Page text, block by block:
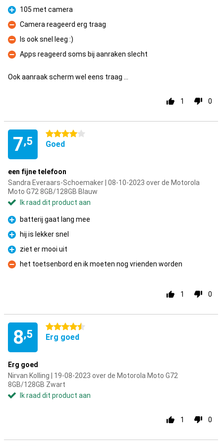
Pluspunt
105 met camera
Minpunt
Camera reageerd erg traag
Minpunt
Is ook snel leeg :)
Minpunt
Apps reageerd soms bij aanraken slecht
Ook aanraak scherm wel eens traag ...
1 0
7,5
4 sterren
Goed
een fijne telefoon
Sandra Everaars-Schoemaker | 08-10-2023 over de Motorola
Moto G72 8GB/128GB Blauw
Ik raad dit product aan
Pluspunt
batterij gaat lang mee
Pluspunt
hij is lekker snel
Pluspunt
ziet er mooi uit
Minpunt
het toetsenbord en ik moeten nog vrienden worden
1 0
8,5
4.5 sterren
Erg goed
Erg goed
Nirvan Kolling | 19-08-2023 over de Motorola Moto G72
8GB/128GB Zwart
Ik raad dit product aan
1 0